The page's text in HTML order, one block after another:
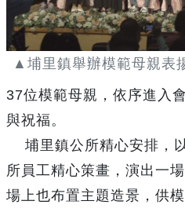
▲埔里鎮舉辦模範母親表
37位模範母親，依序進入
與祝福。
埔里鎮公所精心安排，
所員工精心策畫，演出一
場上也布置主題造景，供